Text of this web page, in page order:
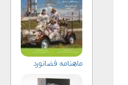
ماهنامه فضانورد